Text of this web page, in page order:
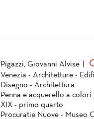
Pigazzi, Giovanni Alvise
Venezia - Architetture -
Disegno - Architettura
Penna e acquerello a colori
XIX - primo quarto
Procuratie Nuove - Museo